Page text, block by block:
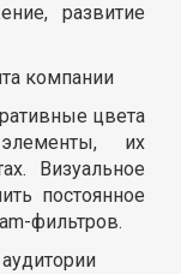
развитие
компании
цвета
их
Визуальное
постоянное
фильтров.